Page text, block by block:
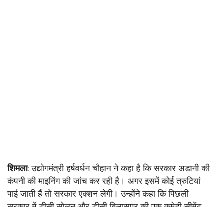
शिमला: उद्योगमंत्री हर्षवर्धन चौहान ने कहा है कि सरकार अडानी की
कंपनी की माइनिंग की जांच कर रही है। अगर इसमें कोई त्रुटियां
पाई जाती हैं तो सरकार एक्शन लेगी। उन्होंने कहा कि पिछली